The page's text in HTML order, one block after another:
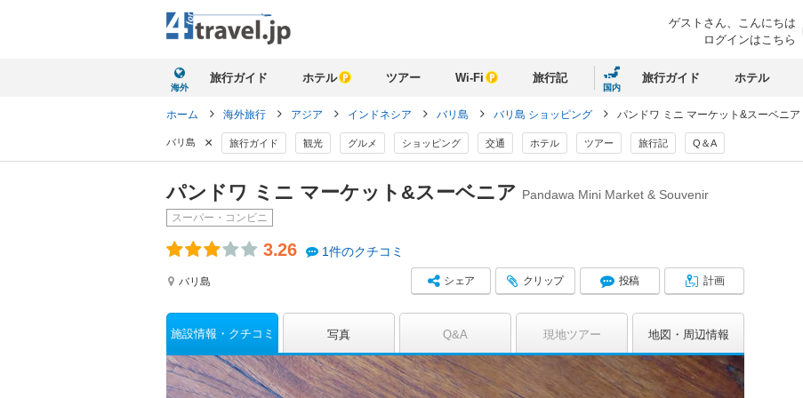
ゲストさん、 こんにちは
ログインはこちら
海外
旅行ガイド ホテル ツアー Wi-Fi 旅行記
国内
旅行ガイド ホテル
ホーム 海外旅行 アジア インドネシア バリ島 バリ島 ショッピング パンドワ ミニ マーケット&スーベニア
バリ島 × 旅行ガイド 観光 グルメ ショッピング 交通 ホテル ツアー 旅行記 Q＆A
パンドワ ミニ マーケット&スーベニア Pandawa Mini Market & Souvenir
スーパー・コンビニ
3.26 1件のクチコミ
バリ島 シェア クリップ 投稿 計画
施設情報 クチコミ 写真 Q&A 現地ツアー 地図 周辺情報